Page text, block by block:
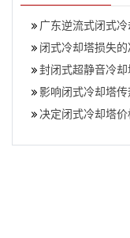
广东逆流式闭式冷
术独一无二,逆流
塔原理
闭式冷却塔损失的
的原因(如何减少冷
失的冷却水
封闭式超静音冷却
影响闭式冷却塔
的因素有哪些？,
决定闭式冷却塔